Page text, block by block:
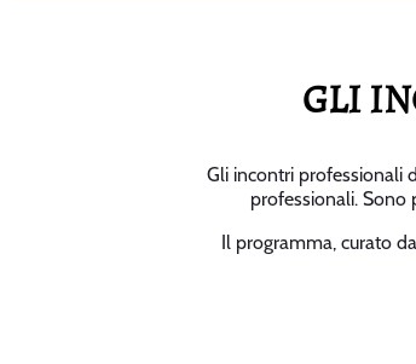
GLI
Gli incontri professionali
professionali. Sono
Il programma, curato